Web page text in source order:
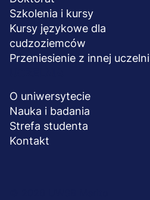
Szkolenia i kursy
Kursy językowe dla
cudzoziemców
Przeniesienie z innej uczelni
O uniwersytecie
Nauka i badania
Strefa studenta
Kontakt